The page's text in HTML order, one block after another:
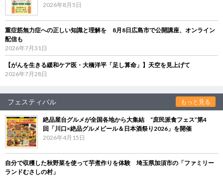
2026年8月5日
重症筋無力症への正しい知識と理解を 8月8日広島市で公開講座、オンライン
配信も
2026年7月31日
【がんを生きる緩和ケア医・大橋洋平「足し算命」】天空を見上げて
2026年7月28日
フェスティバル もっと見る
絶品屋台グルメが全国各地から大集結 “庶民派食フェス”第4
回「川口×絶品グルメビール＆日本酒祭り2026」を開催
2026年4月15日
自分で収穫した秋野菜を使って芋煮作りを体験 埼玉県加須市の「ファミリー
ランドむさしの村」